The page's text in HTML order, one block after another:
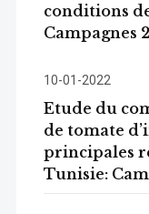
conditions
Campagnes
10-01-2022
Etude du
de tomate
principales
Tunisie: